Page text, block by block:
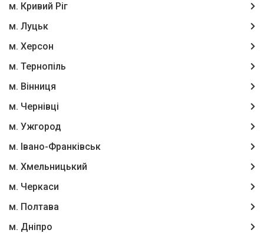
м. Кривий Ріг
м. Луцьк
м. Херсон
м. Тернопіль
м. Вінниця
м. Чернівці
м. Ужгород
м. Івано-Франківськ
м. Хмельницький
м. Черкаси
м. Полтава
м. Дніпро